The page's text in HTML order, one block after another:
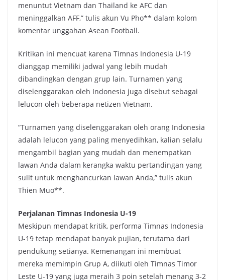
menuntut Vietnam dan Thailand ke AFC dan
meninggalkan AFF,” tulis akun Vu Pho** dalam kolom
komentar unggahan Asean Football.
Kritikan ini mencuat karena Timnas Indonesia U-19
dianggap memiliki jadwal yang lebih mudah
dibandingkan dengan grup lain. Turnamen yang
diselenggarakan oleh Indonesia juga disebut sebagai
lelucon oleh beberapa netizen Vietnam.
“Turnamen yang diselenggarakan oleh orang Indonesia
adalah lelucon yang paling menyedihkan, kalian selalu
mengambil bagian yang mudah dan menempatkan
lawan Anda dalam kerangka waktu pertandingan yang
sulit untuk menghancurkan lawan Anda,” tulis akun
Thien Muo**.
Perjalanan Timnas Indonesia U-19
Meskipun mendapat kritik, performa Timnas Indonesia
U-19 tetap mendapat banyak pujian, terutama dari
pendukung setianya. Kemenangan ini membuat
mereka memimpin Grup A, diikuti oleh Timnas Timor
Leste U-19 yang juga meraih 3 poin setelah menang 3-2